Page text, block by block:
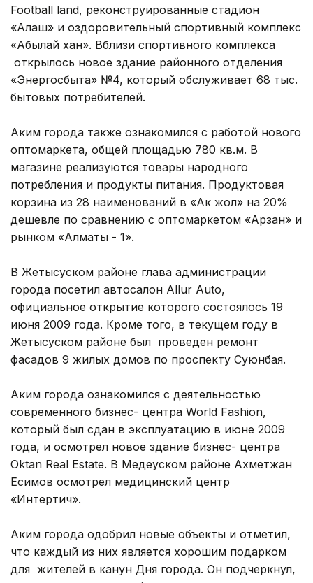
Footbаll land, реконструированные стадион
«Алаш» и оздоровительный спортивный комплекс
«Абылай хан». Вблизи спортивного комплекса
открылось новое здание районного отделения
«Энергосбыта» №4, который обслуживает 68 тыс.
бытовых потребителей.
Аким города также ознакомился с работой нового
оптомаркета, общей площадью 780 кв.м. В
магазине реализуются товары народного
потребления и продукты питания. Продуктовая
корзина из 28 наименований в «Ак жол» на 20%
дешевле по сравнению с оптомаркетом «Арзан» и
рынком «Алматы - 1».
В Жетысуском районе глава администрации
города посетил автосалон Allur Auto,
официальное открытие которого состоялось 19
июня 2009 года. Кроме того, в текущем году в
Жетысуском районе был проведен ремонт
фасадов 9 жилых домов по проспекту Суюнбая.
Аким города ознакомился с деятельностью
современного бизнес- центра World Fashion,
который был сдан в эксплуатацию в июне 2009
года, и осмотрел новое здание бизнес- центра
Oktan Real Estate. В Медеуском районе Ахметжан
Есимов осмотрел медицинский центр
«Интертич».
Аким города одобрил новые объекты и отметил,
что каждый из них является хорошим подарком
для жителей в канун Дня города. Он подчеркнул,